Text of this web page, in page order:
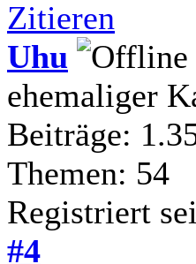
Zitieren
Uhu
ehemaliger
Beiträge:
Themen: 54
Registriert
#4